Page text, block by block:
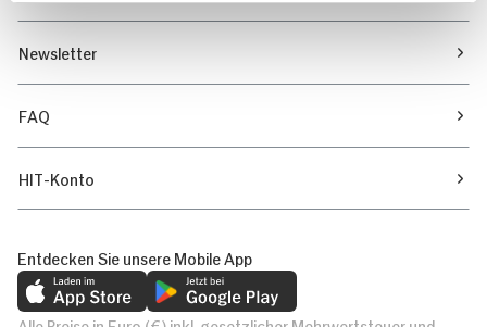
Newsletter
FAQ
HIT-Konto
Entdecken Sie unsere Mobile App